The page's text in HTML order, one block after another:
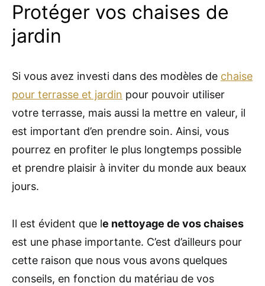
Protéger vos chaises de
jardin
Si vous avez investi dans des modèles de chaise
pour terrasse et jardin pour pouvoir utiliser
votre terrasse, mais aussi la mettre en valeur, il
est important d’en prendre soin. Ainsi, vous
pourrez en profiter le plus longtemps possible
et prendre plaisir à inviter du monde aux beaux
jours.
Il est évident que le nettoyage de vos chaises
est une phase importante. C’est d’ailleurs pour
cette raison que nous vous avons quelques
conseils, en fonction du matériau de vos